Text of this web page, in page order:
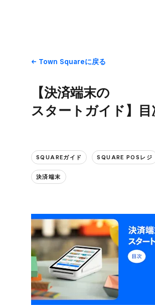
Town Squareに​戻る
【決済端末の​
スタートガイド】目
SQUAREガイド SQUARE POSレジ
決済端末